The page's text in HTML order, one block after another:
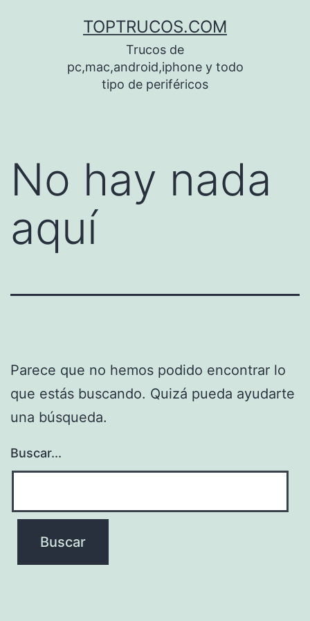
TOPTRUCOS.COM
Trucos de
pc,mac,android,iphone y todo
tipo de periféricos
No hay nada
aquí
Parece que no hemos podido encontrar lo
que estás buscando. Quizá pueda ayudarte
una búsqueda.
Buscar...